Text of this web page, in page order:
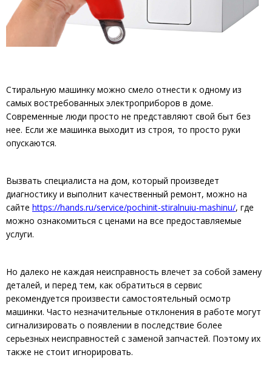
Стиральную машинку можно смело отнести к одному из
самых востребованных электроприборов в доме.
Современные люди просто не представляют свой быт без
нее. Если же машинка выходит из строя, то просто руки
опускаются.
Вызвать специалиста на дом, который произведет
диагностику и выполнит качественный ремонт, можно на
сайте https://hands.ru/service/pochinit-stiralnuiu-mashinu/, где
можно ознакомиться с ценами на все предоставляемые
услуги.
Но далеко не каждая неисправность влечет за собой замену
деталей, и перед тем, как обратиться в сервис
рекомендуется произвести самостоятельный осмотр
машинки. Часто незначительные отклонения в работе могут
сигнализировать о появлении в последствие более
серьезных неисправностей с заменой запчастей. Поэтому их
также не стоит игнорировать.